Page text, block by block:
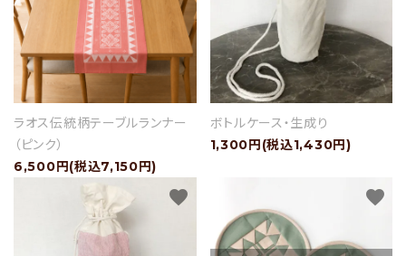
ラオス伝統柄テーブルランナー
（ピンク）
6,500円(税込7,150円)
ボトルケース・生成り
1,300円(税込1,430円)
favorite favorite